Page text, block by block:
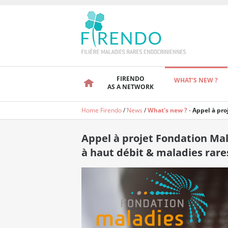
FIRENDO
AS A NETWORK
WHAT'S NEW ?
Home Firendo/News /What's new ?-Appel à
Appel à projet Fondation
à haut débit & maladies